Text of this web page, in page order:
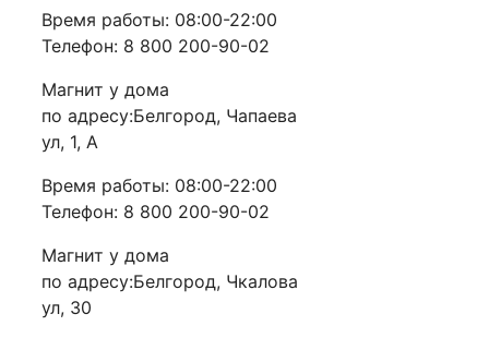
Время работы: 08:00-22:00
Телефон: 8 800 200-90-02
Магнит у дома
по адресу:Белгород, Чапаева
ул, 1, А
Время работы: 08:00-22:00
Телефон: 8 800 200-90-02
Магнит у дома
по адресу:Белгород, Чкалова
ул, 30